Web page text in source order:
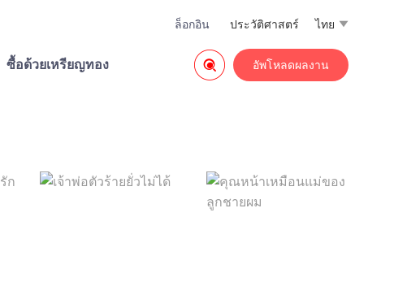
ไทย 
ประวัติศาสตร์
ล็อกอิน
ซื้อด้วยเหรียญทอง อัพโหลดผลงาน
